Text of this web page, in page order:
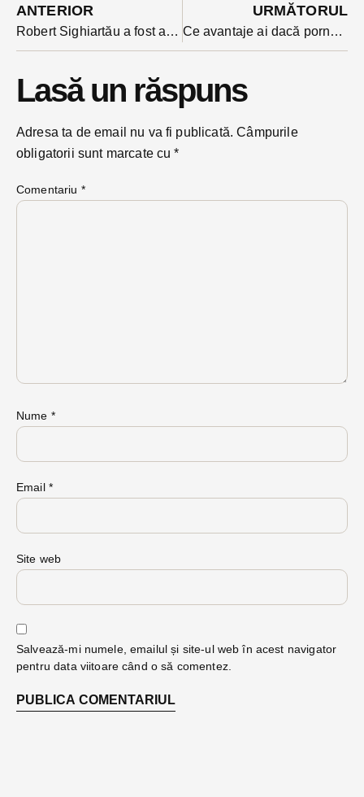
ANTERIOR
Robert Sighiartău a fost ales secretar general al PNL, la nici 2 luni de la pierderea funcției de președinte județean
URMĂTORUL
Ce avantaje ai dacă pornești un business în Parcul Industrial Bistrița?
Lasă un răspuns
Adresa ta de email nu va fi publicată. Câmpurile
obligatorii sunt marcate cu*
Comentariu *
Nume *
Email *
Site web
Salvează-mi numele, emailul și site-ul web în acest navigator
pentru data viitoare când o să comentez.